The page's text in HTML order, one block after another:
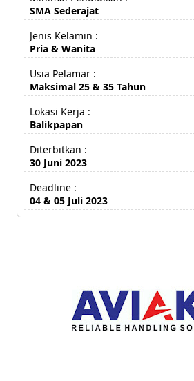
SMA Sederajat
Jenis Kelamin :
Pria & Wanita
Usia Pelamar :
Maksimal 25 & 35 Tahun
Lokasi Kerja :
Balikpapan
Diterbitkan :
30 Juni 2023
Deadline :
04 & 05 Juli 2023